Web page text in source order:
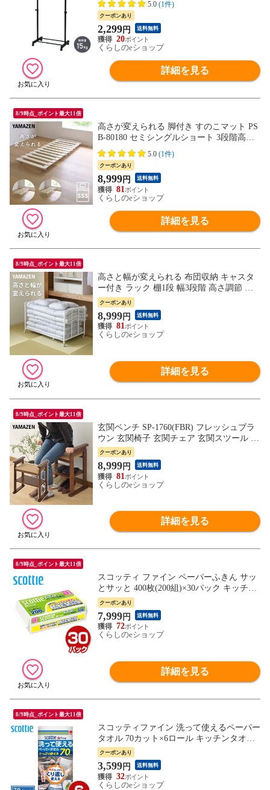
納 頑丈 おしゃれ 新生活 シングルライフ
山善 YAMAZEN 【送料無料】
5.0 (1件)
クーポンあり
2,299円 送料無料
20
くらしのeショップ
詳細を見る
8/9時点_ポイント最大11倍
高さが変えられる 脚付き すのこマット PS
B-80180 セミシングルショート 3段階高さ
調整 すのこベッド ベッドフレーム 高床 高
足 高脚 木製 すのこ 木製ベッド 湿気対策
組み立て簡単 山善 YAMAZEN 【送料無
料】
5.0 (1件)
クーポンあり
8,999円 送料無料
81
くらしのeショップ
詳細を見る
8/9時点_ポイント最大11倍
高さと幅が変えられる 布団収納 キャスタ
ー付き ラック 棚1段 幅3段階 高さ調節 収
納ラック 押入れ 押入れ収納 クローゼット
収納 布団 布団ラック 収納棚 YAMAZEN 山
善 【送料無料】
クーポンあり
8,999円 送料無料
81
くらしのeショップ
詳細を見る
8/9時点_ポイント最大11倍
玄関ベンチ SP-1760(FBR) フレッシュブラ
ウン 玄関椅子 玄関チェア 玄関スツール 山
善 YAMAZEN 【送料無料】
クーポンあり
8,999円 送料無料
81
くらしのeショップ
詳細を見る
8/9時点_ポイント最大11倍
スコッティ ファイン ペーパーふきん サッ
とサッと 400枚(200組)×30パック キッチン
タオル ボックス BOX キッチンペーパー 台
所 キッチンタオルペーパー 超吸収 掃除 日
本製紙クレシア 【送料無料】
クーポンあり
7,999円 送料無料
72
くらしのeショップ
詳細を見る
8/9時点_ポイント最大11倍
スコッティファイン 洗って使えるペーパー
タオル 70カット×6ロール キッチンタオル
キッチンペーパー クッキングペーパー 大
判 厚手 食器拭き 台拭き ふきん 床拭き 拭
き掃除 破れにくい まとめ買い 日本製 日本
製紙クレシア 【送料無料】
クーポンあり
3,599円 送料無料
32
くらしのeショップ